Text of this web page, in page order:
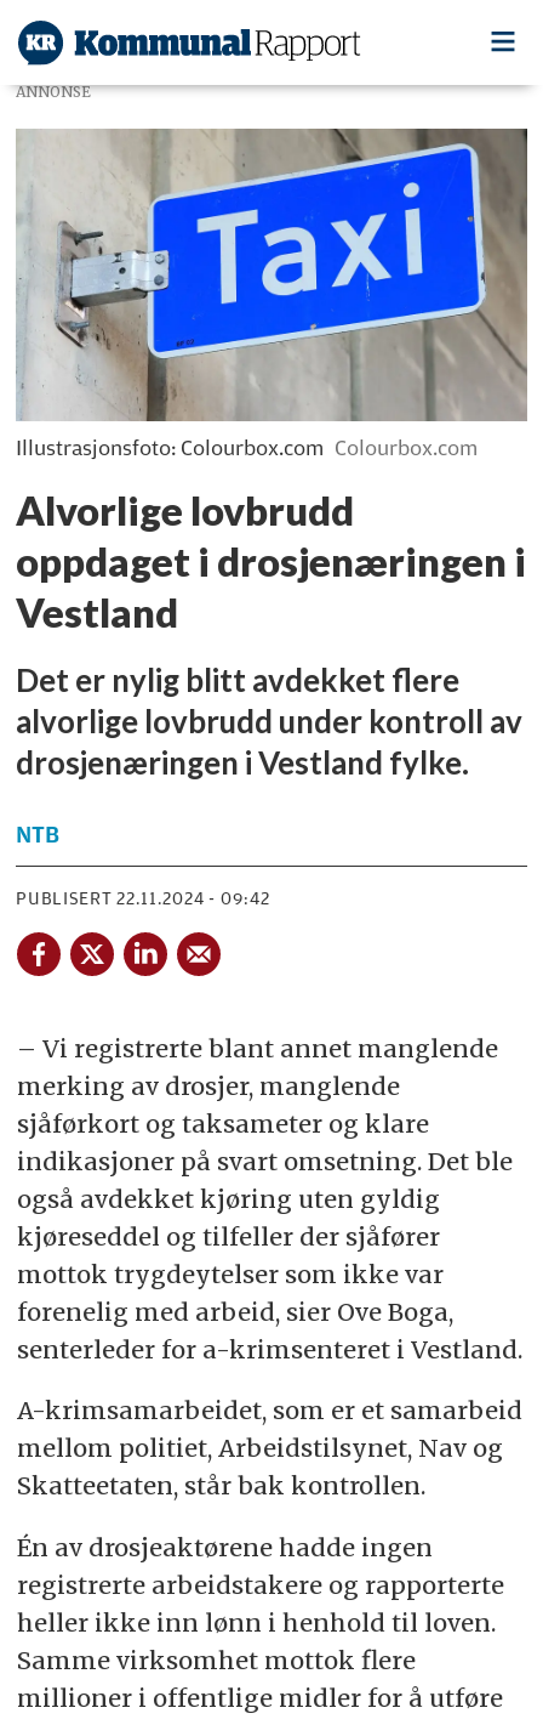
ANNONSE
Illustrasjonsfoto: Colourbox.com Colourbox.com
Alvorlige lovbrudd
oppdaget i drosjenæringen i
Vestland
Det er nylig blitt avdekket flere
alvorlige lovbrudd under kontroll av
drosjenæringen i Vestland fylke.
NTB
PUBLISERT 22.11.2024 - 09:42
– Vi registrerte blant annet manglende
merking av drosjer, manglende
sjåførkort og taksameter og klare
indikasjoner på svart omsetning. Det ble
også avdekket kjøring uten gyldig
kjøreseddel og tilfeller der sjåfører
mottok trygdeytelser som ikke var
forenelig med arbeid, sier Ove Boga,
senterleder for a-krimsenteret i Vestland.
A-krimsamarbeidet, som er et samarbeid
mellom politiet, Arbeidstilsynet, Nav og
Skatteetaten, står bak kontrollen.
Én av drosjeaktørene hadde ingen
registrerte arbeidstakere og rapporterte
heller ikke inn lønn i henhold til loven.
Samme virksomhet mottok flere
millioner i offentlige midler for å utføre